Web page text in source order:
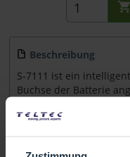
Beschreibung
S-7111 ist ein
Buchse der Batterie